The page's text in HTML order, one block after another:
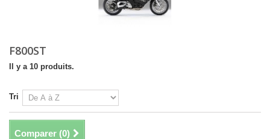
F800ST
Il y a 10 produits.
Tri
Comparer (0)